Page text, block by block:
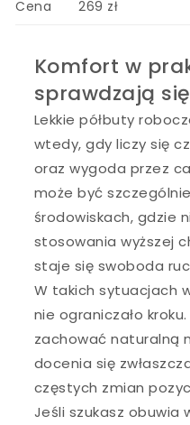
Cena 269 zł
Komfort w
sprawdzają
Lekkie półbuty
wtedy, gdy liczy się
oraz wygoda przez
może być
środowiskach, gdzie
stosowania wyższej
staje się swoboda
W takich sytuacjach
nie ograniczało
zachować naturalną
docenia się
częstych zmian
Jeśli szukasz obuwia